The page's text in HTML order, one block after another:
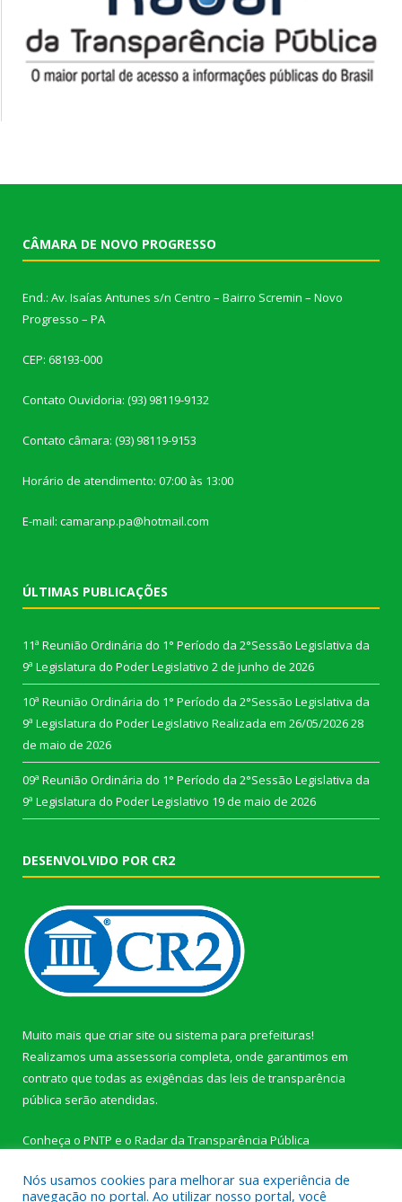
CÂMARA DE NOVO PROGRESSO
End.: Av. Isaías Antunes s/n Centro – Bairro Scremin – Novo
Progresso – PA
CEP: 68193-000
Contato Ouvidoria: (93) 98119-9132
Contato câmara: (93) 98119-9153
Horário de atendimento: 07:00 às 13:00
E-mail: camaranp.pa@hotmail.com
ÚLTIMAS PUBLICAÇÕES
11ª Reunião Ordinária do 1° Período da 2°Sessão Legislativa da
9ª Legislatura do Poder Legislativo 2 de junho de 2026
10ª Reunião Ordinária do 1° Período da 2°Sessão Legislativa da
9ª Legislatura do Poder Legislativo Realizada em 26/05/202628
de maio de 2026
09ª Reunião Ordinária do 1° Período da 2°Sessão Legislativa da
9ª Legislatura do Poder Legislativo 19 de maio de 2026
DESENVOLVIDO POR CR2
Muito mais que criar site ou sistema para prefeituras!
Realizamos uma assessoria completa, onde garantimos em
contrato que todas as exigências das leis de transparência
pública serão atendidas.
Conheça o PNTP e o Radar da Transparência Pública
Nós usamos cookies para melhorar sua experiência de
navegação no portal. Ao utilizar nosso portal, você